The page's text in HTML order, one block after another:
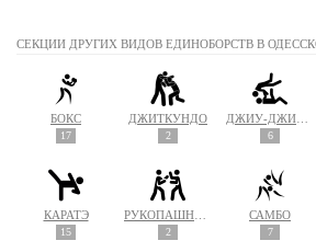
СЕКЦИИ ДРУГИХ ВИДОВ ЕДИНОБОРСТВ В
БОКС
17
ДЖИТКУНДО
2 6
КАРАТЭ
15 2
САМБО
7